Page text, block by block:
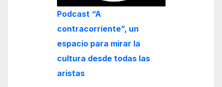
Podcast “A
contracorriente”, un
espacio para mirar la
cultura desde todas las
aristas